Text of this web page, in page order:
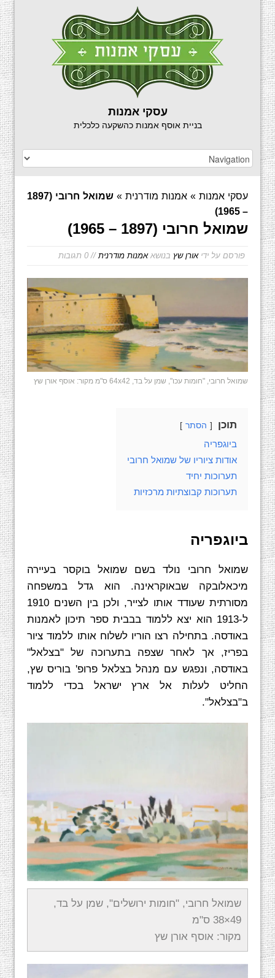
עסקי אמנות
בניית אוסף אמנות כהשקעה כלכלית
עסקי אמנות » אמנות מודרנית »
שמואל חרובי (1897
– 1965)
שמואל חרובי (1897 – 1965)
פורסם על ידיאורן שץ בנושאאמנות מודרנית// 0 תגובות
שמואל חרובי, "חומות עכו", שמן על בד, 64x42 ס"מ מקור: אוסף אורן שץ
תוכן הסתר
ביוגפריה
אודות ציוריו של שמואל חרובי
תערוכות יחיד
תערוכות קבוצתיות מרכזיות
ביוגפריה
שמואל חרובי נולד בשם שמואל בוקסר בעיירה
מיכאלובקה שבאוקראינה. הוא גדל במשפחה
מסורתית שעודד אותו לצייר, ולכן בין השנים 1910
ל-1913 הוא יצא ללמוד בבבית ספר תיכון לאמנות
באודסה. בתחילה רצו הוריו לשלוח אותו ללמוד ציור
בפריז, אך לאחר שצפה בתערוכה של "בצלאל"
באודסה, ונפגש עם מנהל בצלאל פרופ' בוריס שץ,
החליט לעלות אל ארץ ישראל בכדי ללמוד
ב"בצלאל".
שמואל חרובי, "חומות ירושלים", שמן על בד,
49×38 ס"מ
מקור: אוסף אורן שץ